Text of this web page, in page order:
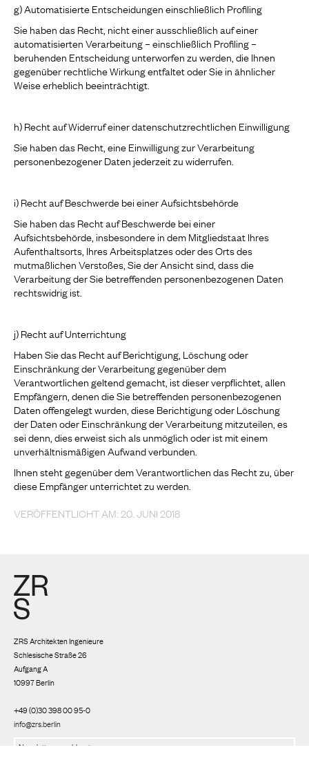
g) Automatisierte Entscheidungen einschließlich Profiling
Sie haben das Recht, nicht einer ausschließlich auf einer
automatisierten Verarbeitung – einschließlich Profiling –
beruhenden Entscheidung unterworfen zu werden, die Ihnen
gegenüber rechtliche Wirkung entfaltet oder Sie in ähnlicher
Weise erheblich beeinträchtigt.
h) Recht auf Widerruf einer datenschutzrechtlichen Einwilligung
Sie haben das Recht, eine Einwilligung zur Verarbeitung
personenbezogener Daten jederzeit zu widerrufen.
i) Recht auf Beschwerde bei einer Aufsichtsbehörde
Sie haben das Recht auf Beschwerde bei einer
Aufsichtsbehörde, insbesondere in dem Mitgliedstaat Ihres
Aufenthaltsorts, Ihres Arbeitsplatzes oder des Orts des
mutmaßlichen Verstoßes, Sie der Ansicht sind, dass die
Verarbeitung der Sie betreffenden personenbezogenen Daten
rechtswidrig ist.
j) Recht auf Unterrichtung
Haben Sie das Recht auf Berichtigung, Löschung oder
Einschränkung der Verarbeitung gegenüber dem
Verantwortlichen geltend gemacht, ist dieser verpflichtet, allen
Empfängern, denen die Sie betreffenden personenbezogenen
Daten offengelegt wurden, diese Berichtigung oder Löschung
der Daten oder Einschränkung der Verarbeitung mitzuteilen, es
sei denn, dies erweist sich als unmöglich oder ist mit einem
unverhältnismäßigen Aufwand verbunden.
Ihnen steht gegenüber dem Verantwortlichen das Recht zu, über
diese Empfänger unterrichtet zu werden.
VERÖFFENTLICHT AM: 20. JUNI 2018
ZRS Architekten Ingenieure
Schlesische Straße 26
Aufgang A
10997 Berlin
+49 (0)30 398 00 95-0
info@zrs.berlin